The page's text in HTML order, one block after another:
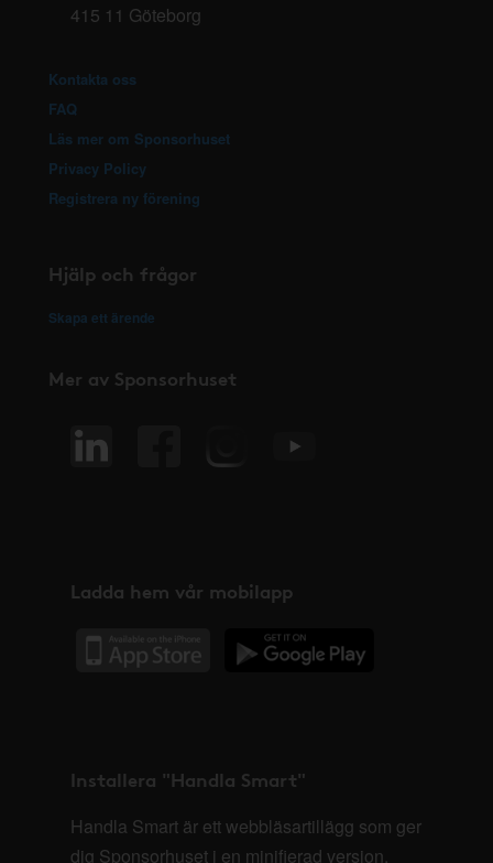
415 11 Göteborg
Kontakta oss
FAQ
Läs mer om Sponsorhuset
Privacy Policy
Registrera ny förening
Hjälp och frågor
Skapa ett ärende
Mer av Sponsorhuset
Ladda hem vår mobilapp
Installera "Handla Smart"
Handla Smart är ett webbläsartillägg som ger
dig Sponsorhuset i en minifierad version,